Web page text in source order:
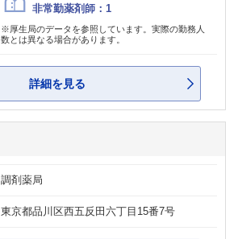
非常勤薬剤師：1
※厚生局のデータを参照しています。実際の勤務人
数とは異なる場合があります。
詳細を見る
調剤薬局
東京都品川区西五反田六丁目15番7号